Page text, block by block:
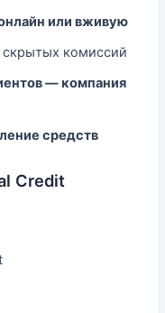
или вживую
комиссий
— компания
средств
Credit